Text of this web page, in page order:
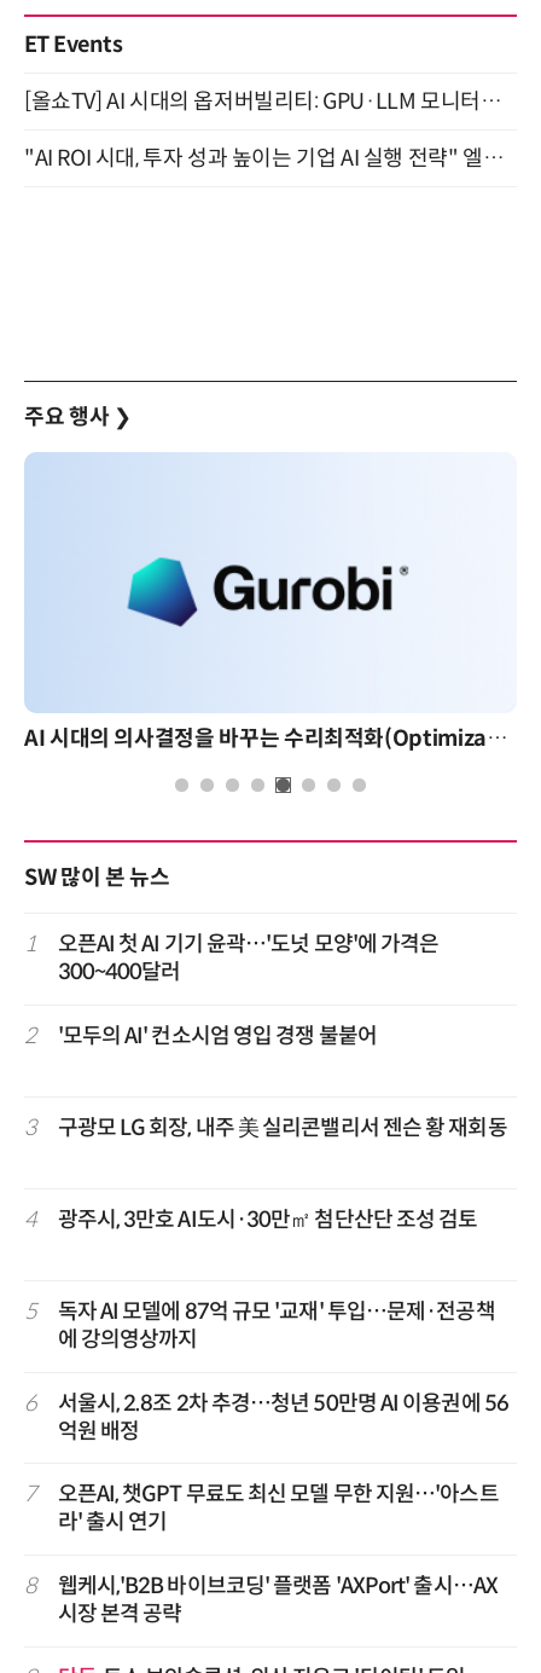
ET Events
[올쇼TV] AI 시대의 옵저버빌리티: GPU·LLM 모니터링부터 AI 기반 장애 대응까지 (8/11 생방송)
"AI ROI 시대, 투자 성과 높이는 기업 AI 실행 전략" 엘타워 6층 (9월 18일)
주요 행사 ❯
AI 시대의 의사결정을 바꾸는 수리최적화(Optimization): 실제 산업 적용 사례와 활용 전략
SW 많이 본 뉴스
1
오픈AI 첫 AI 기기 윤곽…'도넛 모양'에 가격은
300~400달러
2 '모두의 AI' 컨소시엄 영입 경쟁 불붙어
3 구광모 LG 회장, 내주 美 실리콘밸리서 젠슨 황 재회동
4 광주시, 3만호 AI도시·30만㎡ 첨단산단 조성 검토
5
독자 AI 모델에 87억 규모 '교재' 투입…문제·전공책
에 강의영상까지
6
서울시, 2.8조 2차 추경…청년 50만명 AI 이용권에 56
억원 배정
7
오픈AI, 챗GPT 무료도 최신 모델 무한 지원…'아스트
라' 출시 연기
8
웹케시,'B2B 바이브코딩' 플랫폼 'AXPort' 출시…AX
시장 본격 공략